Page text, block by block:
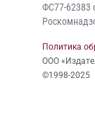
ФС77-62383
Политика
ООО
©1998-2025